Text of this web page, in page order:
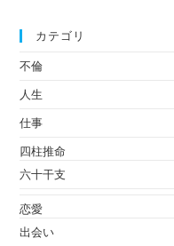
カテゴリ
不倫
人生
仕事
四柱推命
六十干支
恋愛
出会い